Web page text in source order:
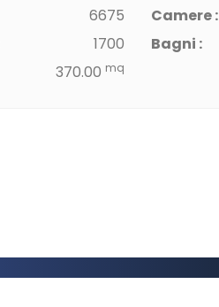
6675
1700
370.00 mq
Camere :
Bagni :